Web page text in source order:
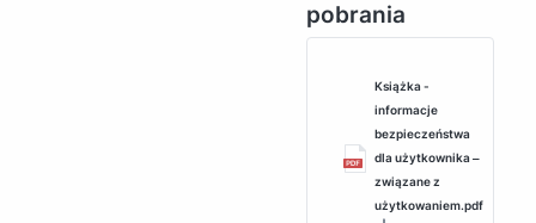
pobrania
Książka -
informacje
bezpieczeństwa
dla użytkownika ‒
związane z
użytkowaniem.pdf